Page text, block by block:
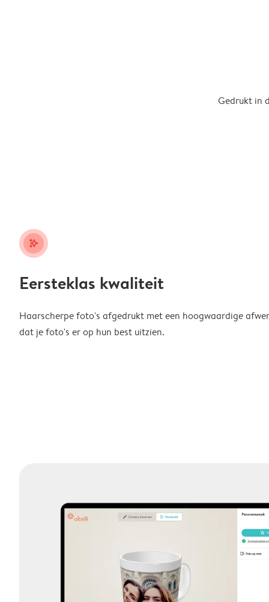
Gedrukt in
stars_plus
Eersteklas kwaliteit
Haarscherpe foto's afgedrukt met een hoogwaardige
dat je foto's er op hun best uitzien.